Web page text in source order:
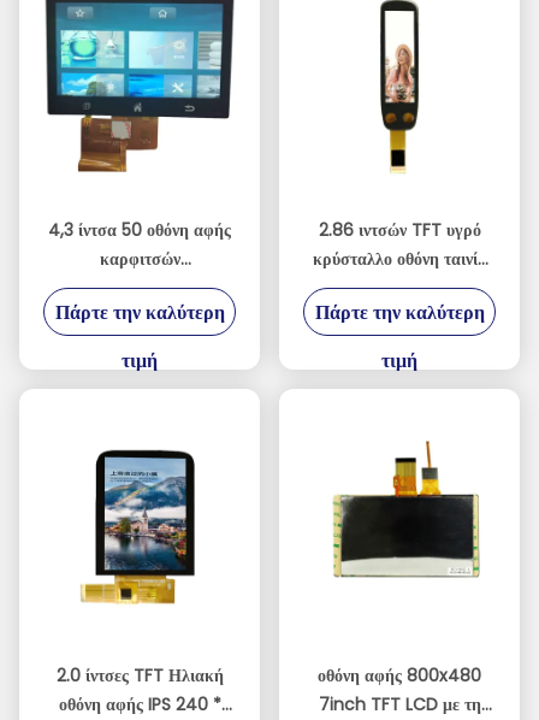
4,3 ίντσα 50 οθόνη αφής
καρφιτσών
800xRGBx480 TFT LCD
με την επιτροπή
ΔΙΕΘΝΏΝ
ΕΙΔΗΣΕΟΓΡΑΦΙΚΏΝ
Πάρτε την καλύτερη
τιμή
2.86 ιντσών TFT υγρό
κρύσταλλο οθόνη ταινία
χωρητική οθόνη αφής για
πένα σημεία ανάγνωσης
Πάρτε την καλύτερη
τιμή
2.0 ίντσες TFT Ηλιακή
οθόνη αφής IPS 240 *
οθόνη αφής 800x480
7inch TFT LCD με τη